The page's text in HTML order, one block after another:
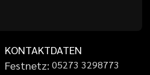
KONTAKTDATEN
Festnetz: 05273 3298773